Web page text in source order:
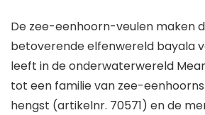
De zee-eenhoorn-veulen maken
betoverende elfenwereld bayala
leeft in de onderwaterwereld
tot een familie van zee-
hengst (artikelnr. 70571) en de